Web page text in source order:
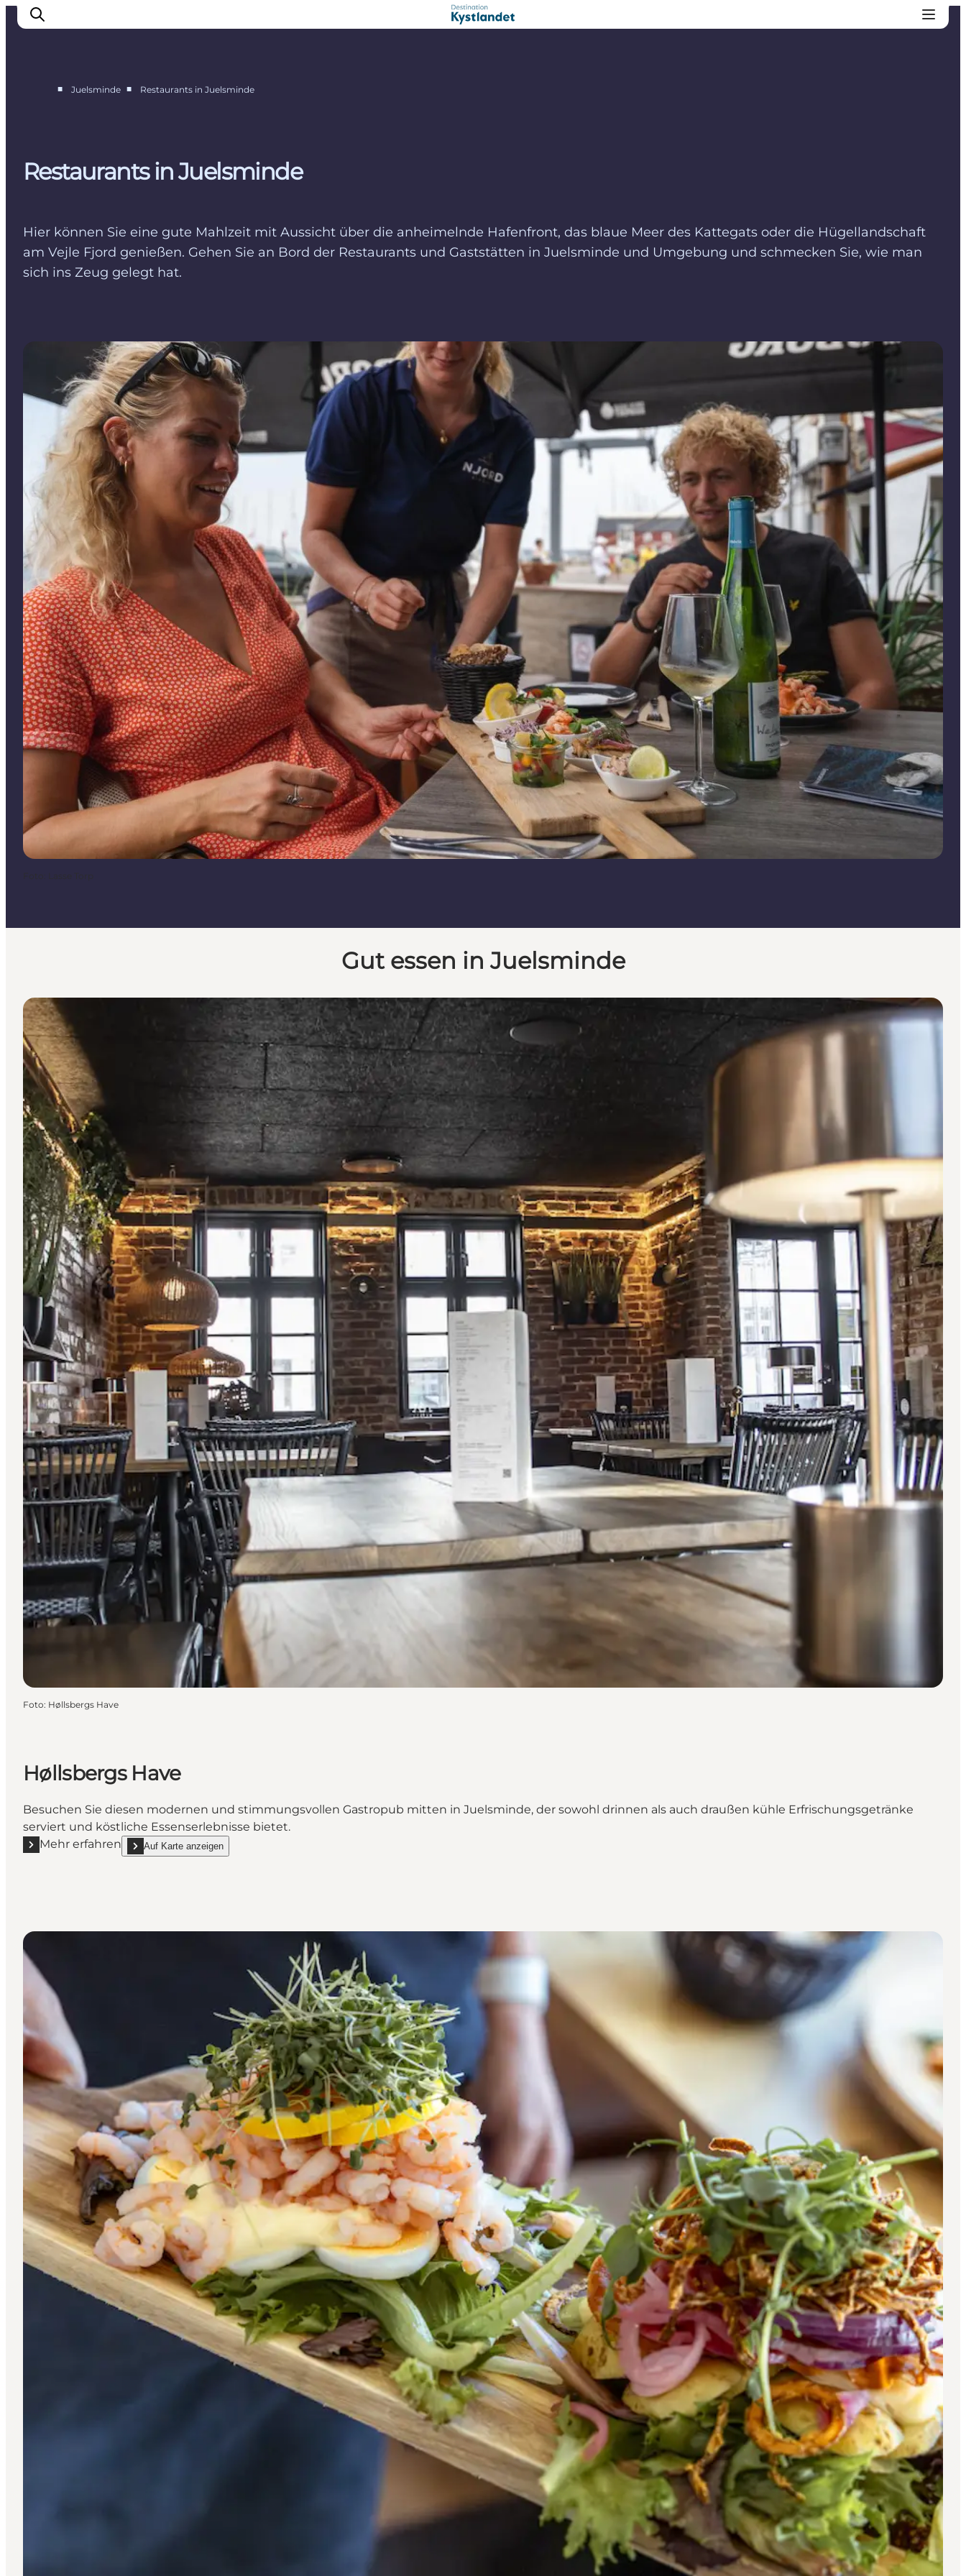
Unterkünfte in Juelsminde
■ Juelsminde ■ Restaurants in Juelsminde
Restaurants in Juelsminde
Hier können Sie eine gute Mahlzeit mit Aussicht über die anheimelnde Hafenfront, das blaue Meer des Kattegats oder die Hügellandschaft
am Vejle Fjord genießen. Gehen Sie an Bord der Restaurants und Gaststätten in Juelsminde und Umgebung und schmecken Sie, wie man
sich ins Zeug gelegt hat.
Foto Lasse Torp
Gut essen in Juelsminde
Foto: Høllsbergs Have
Høllsbergs Have
Besuchen Sie diesen modernen und stimmungsvollen Gastropub mitten in Juelsminde, der sowohl drinnen als auch draußen kühle Erfrischungsgetränke
serviert und köstliche Essenserlebnisse bietet.
Mehr erfahren
Mehr erfahren "Høllsbergs Have"
Auf Karte anzeigen
show Høllsbergs Have on_map